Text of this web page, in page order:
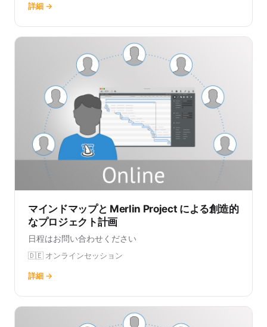
詳細 →
マインドマップと Merlin Project による創造的
なプロジェクト計画
日程はお問い合わせください
🇩🇪 オンラインセッション
詳細 →